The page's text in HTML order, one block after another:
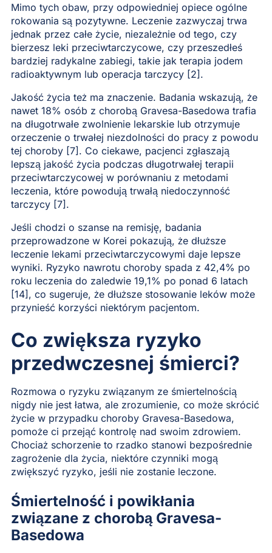
Mimo tych obaw, przy odpowiedniej opiece ogólne
rokowania są pozytywne. Leczenie zazwyczaj trwa
jednak przez całe życie, niezależnie od tego, czy
bierzesz leki przeciwtarczycowe, czy przeszedłeś
bardziej radykalne zabiegi, takie jak terapia jodem
radioaktywnym lub operacja tarczycy [2].
Jakość życia też ma znaczenie. Badania wskazują, że
nawet 18% osób z chorobą Gravesa-Basedowa trafia
na długotrwałe zwolnienie lekarskie lub otrzymuje
orzeczenie o trwałej niezdolności do pracy z powodu
tej choroby [7]. Co ciekawe, pacjenci zgłaszają
lepszą jakość życia podczas długotrwałej terapii
przeciwtarczycowej w porównaniu z metodami
leczenia, które powodują trwałą niedoczynność
tarczycy [7].
Jeśli chodzi o szanse na remisję, badania
przeprowadzone w Korei pokazują, że dłuższe
leczenie lekami przeciwtarczycowymi daje lepsze
wyniki. Ryzyko nawrotu choroby spada z 42,4% po
roku leczenia do zaledwie 19,1% po ponad 6 latach
[14], co sugeruje, że dłuższe stosowanie leków może
przynieść korzyści niektórym pacjentom.
Co zwiększa ryzyko
przedwczesnej śmierci?
Rozmowa o ryzyku związanym ze śmiertelnością
nigdy nie jest łatwa, ale zrozumienie, co może skrócić
życie w przypadku choroby Gravesa-Basedowa,
pomoże ci przejąć kontrolę nad swoim zdrowiem.
Chociaż schorzenie to rzadko stanowi bezpośrednie
zagrożenie dla życia, niektóre czynniki mogą
zwiększyć ryzyko, jeśli nie zostanie leczone.
Śmiertelność i powikłania
związane z chorobą Gravesa-
Basedowa